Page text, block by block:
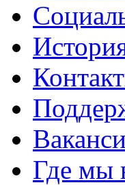
Где мы